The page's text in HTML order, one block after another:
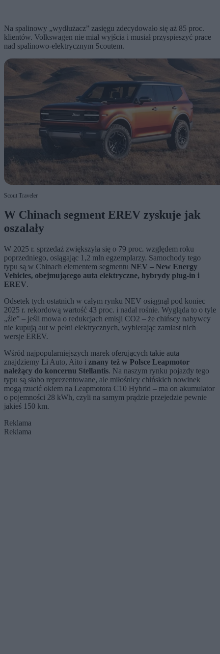
Na spalinowy „wydłużacz” zasięgu zdecydowało się aż 85 proc.
klientów. Volkswagen nie miał wyjścia i musiał przyspieszyć prace
nad spalinowo-elektrycznym Scoutem.
Scout Traveler
W Chinach segment EREV zyskuje jak
oszalały
W 2025 r. sprzedaż zwiększyła się o 79 proc. względem roku
poprzedniego, osiągając 1,2 mln egzemplarzy. Samochody tego
typu są w Chinach elementem segmentu NEV – New Energy
Vehicles, obejmującego auta elektryczne, hybrydy plug-in i
EREV.
Odsetek tych ostatnich w całym rynku NEV osiągnął pod koniec
2025 r. rekordową wartość 43 proc. i nadal rośnie. Wygląda to o tyle
„źle” – jeśli mowa o redukcjach emisji CO2 – że chińscy nabywcy
nie kupują aut w pełni elektrycznych, wybierając zamiast nich
wersje EREV.
Wśród najpopularniejszych marek oferujących takie auta
znajdziemy Li Auto, Aito i znany też w Polsce Leapmotor
należący do koncernu Stellantis. Na naszym rynku pojazdy tego
typu są słabo reprezentowane, ale miłośnicy chińskich nowinek
mogą rzucić okiem na Leapmotora C10 Hybrid – ma on akumulator
o pojemności 28 kWh, czyli na samym prądzie przejedzie pewnie
jakieś 150 km.
Reklama
Reklama